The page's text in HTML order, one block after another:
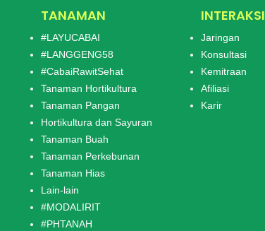
TANAMAN
#LAYUCABAI
#LANGGENG58
#CabaiRawitSehat
Tanaman Hortikultura
Tanaman Pangan
Hortikultura dan Sayuran
Tanaman Buah
Tanaman Perkebunan
Tanaman Hias
Lain-lain
#MODALIRIT
#PHTANAH
INTERAKSI
Jaringan
Konsultasi
Kemitraan
Afiliasi
Karir